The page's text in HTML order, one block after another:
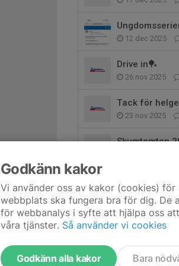
12 dec 2025
Drive in🏓
26 nov 2025
Tack för
23 nov 2025
Skumtomten
12 nov 2025
Godkänn kakor
Vi använder oss av kakor (cookies)
webbplats ska fungera bra för dig. De
för webbanalys i syfte att hjälpa oss
våra tjänster. Så använder vi cookies
Godkänn alla kakor Bara